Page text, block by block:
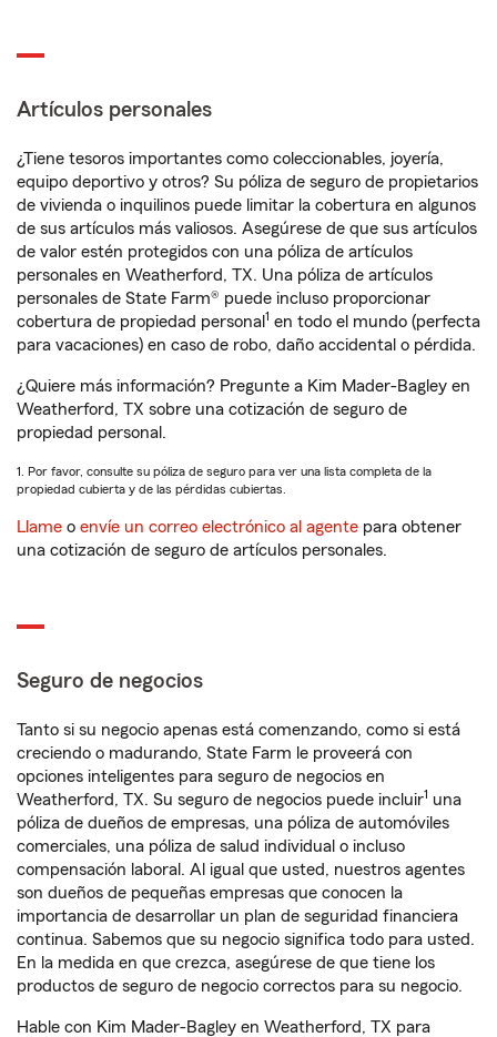
Artículos personales
¿Tiene tesoros importantes como coleccionables, joyería,
equipo deportivo y otros? Su póliza de seguro de propietarios
de vivienda o inquilinos puede limitar la cobertura en algunos
de sus artículos más valiosos. Asegúrese de que sus artículos
de valor estén protegidos con una póliza de artículos
personales en Weatherford, TX. Una póliza de artículos
personales de State Farm® puede incluso proporcionar
cobertura de propiedad personal 1 en todo el mundo (perfecta
para vacaciones) en caso de robo, daño accidental o pérdida.
¿Quiere más información? Pregunte a Kim Mader-Bagley en
Weatherford, TX sobre una cotización de seguro de
propiedad personal.
1. Por favor, consulte su póliza de seguro para ver una lista completa de la
propiedad cubierta y de las pérdidas cubiertas.
Llame o envíe un correo electrónico al agente para obtener
una cotización de seguro de artículos personales.
Seguro de negocios
Tanto si su negocio apenas está comenzando, como si está
creciendo o madurando, State Farm le proveerá con
opciones inteligentes para seguro de negocios en
Weatherford, TX. Su seguro de negocios puede incluir1 una
póliza de dueños de empresas, una póliza de automóviles
comerciales, una póliza de salud individual o incluso
compensación laboral. Al igual que usted, nuestros agentes
son dueños de pequeñas empresas que conocen la
importancia de desarrollar un plan de seguridad financiera
continua. Sabemos que su negocio significa todo para usted.
En la medida en que crezca, asegúrese de que tiene los
productos de seguro de negocio correctos para su negocio.
Hable con Kim Mader-Bagley en Weatherford, TX para